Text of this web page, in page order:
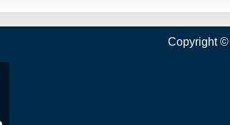
Copyright